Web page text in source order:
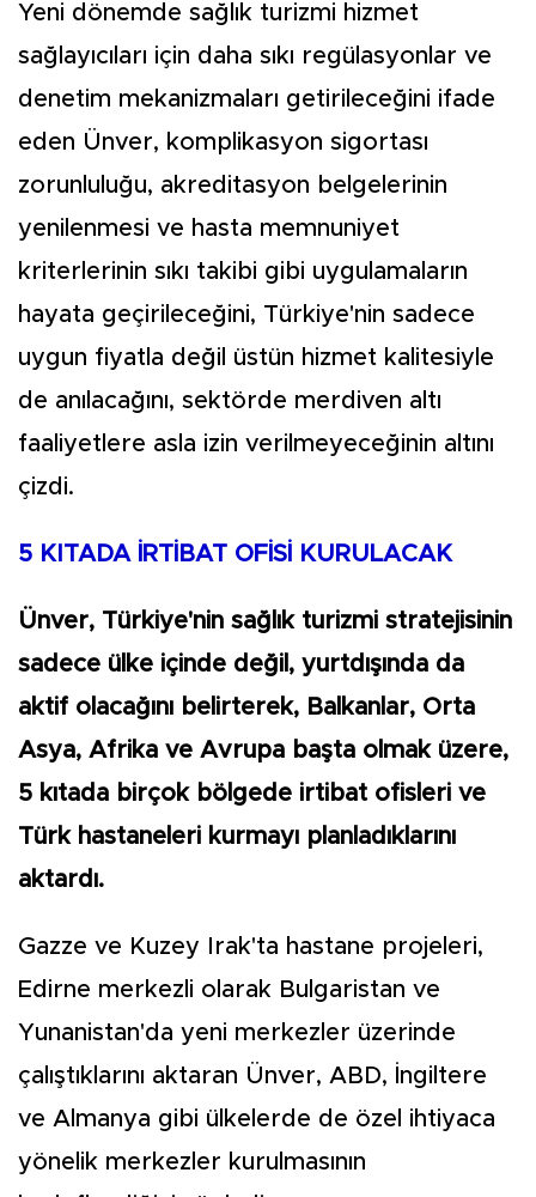
Yeni dönemde sağlık turizmi hizmet
sağlayıcıları için daha sıkı regülasyonlar ve
denetim mekanizmaları getirileceğini ifade
eden Ünver, komplikasyon sigortası
zorunluluğu, akreditasyon belgelerinin
yenilenmesi ve hasta memnuniyet
kriterlerinin sıkı takibi gibi uygulamaların
hayata geçirileceğini, Türkiye'nin sadece
uygun fiyatla değil üstün hizmet kalitesiyle
de anılacağını, sektörde merdiven altı
faaliyetlere asla izin verilmeyeceğinin altını
çizdi.
5 KITADA İRTİBAT OFİSİ KURULACAK
Ünver, Türkiye'nin sağlık turizmi stratejisinin
sadece ülke içinde değil, yurtdışında da
aktif olacağını belirterek, Balkanlar, Orta
Asya, Afrika ve Avrupa başta olmak üzere,
5 kıtada birçok bölgede irtibat ofisleri ve
Türk hastaneleri kurmayı planladıklarını
aktardı.
Gazze ve Kuzey Irak'ta hastane projeleri,
Edirne merkezli olarak Bulgaristan ve
Yunanistan'da yeni merkezler üzerinde
çalıştıklarını aktaran Ünver, ABD, İngiltere
ve Almanya gibi ülkelerde de özel ihtiyaca
yönelik merkezler kurulmasının